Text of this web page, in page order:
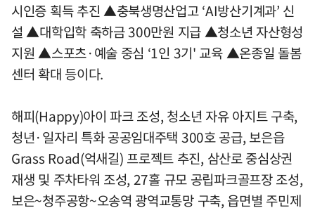
시인증 획득 추진 ▲충북생명산업고 ‘AI방산기계과’ 신
설 ▲대학입학 축하금 300만원 지급 ▲청소년 자산형성
지원 ▲스포츠·예술 중심 ‘1인 3기' 교육 ▲온종일 돌봄
센터 확대 등이다.
해피(Happy)아이 파크 조성, 청소년 자유 아지트 구축,
청년·일자리 특화 공공임대주택 300호 공급, 보은읍
Grass Road(억새길) 프로젝트 추진, 삼산로 중심상권
재생 및 주차타워 조성, 27홀 규모 공립파크골프장 조성,
보은~청주공항~오송역 광역교통망 구축, 읍면별 주민제